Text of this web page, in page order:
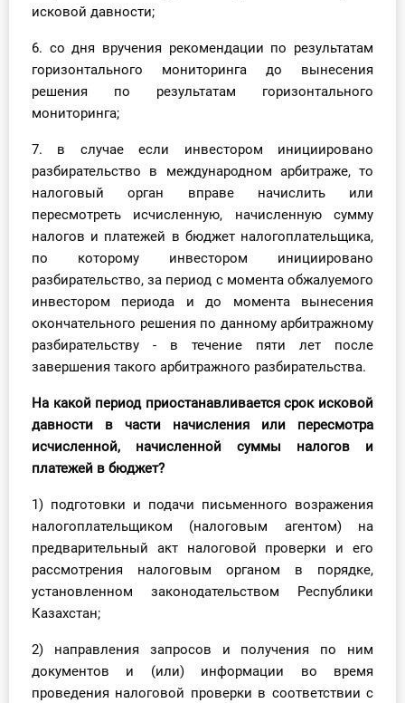
исковой давности;
6. со дня вручения рекомендации по результатам
горизонтального мониторинга до вынесения
решения по результатам горизонтального
мониторинга;
7. в случае если инвестором инициировано
разбирательство в международном арбитраже, то
налоговый орган вправе начислить или
пересмотреть исчисленную, начисленную сумму
налогов и платежей в бюджет налогоплательщика,
по которому инвестором инициировано
разбирательство, за период с момента обжалуемого
инвестором периода и до момента вынесения
окончательного решения по данному арбитражному
разбирательству - в течение пяти лет после
завершения такого арбитражного разбирательства.
На какой период приостанавливается срок исковой
давности в части начисления или пересмотра
исчисленной, начисленной суммы налогов и
платежей в бюджет?
1) подготовки и подачи письменного возражения
налогоплательщиком (налоговым агентом) на
предварительный акт налоговой проверки и его
рассмотрения налоговым органом в порядке,
установленном законодательством Республики
Казахстан;
2) направления запросов и получения по ним
документов и (или) информации во время
проведения налоговой проверки в соответствии с